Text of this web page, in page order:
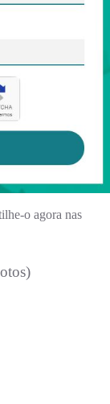
o agora nas